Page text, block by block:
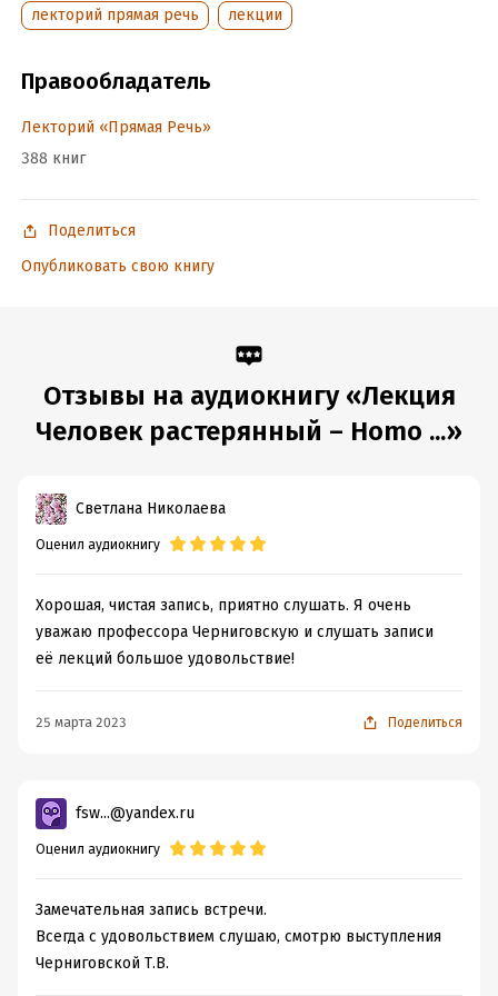
Год издания:2019
лекторий прямая речь
лекции
Правообладатель
Лекторий «Прямая Речь»
388 книг
Поделиться
Опубликовать свою книгу
Отзывы на аудиокнигу «Лекция
Человек растерянный – Homo ...»
Светлана Николаева
Оценил аудиокнигу
Хорошая, чистая запись, приятно слушать. Я очень
уважаю профессора Черниговскую и слушать записи
её лекций большое удовольствие!
25 марта 2023 Поделиться
fsw...@yandex.ru
Оценил аудиокнигу
Замечательная запись встречи.
Всегда с удовольствием слушаю, смотрю выступления
Черниговской Т.В.